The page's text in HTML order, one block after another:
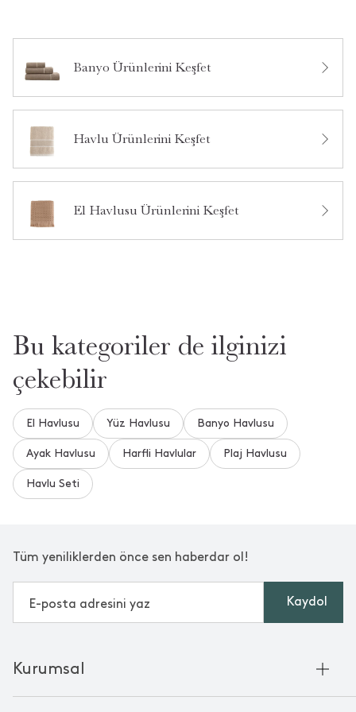
Bu ürün hakkında daha önce hiç soru sorulmamış.
Ürün Hakkında Soru Sor
Banyo Ürünlerini Keşfet
Havlu Ürünlerini Keşfet
El Havlusu Ürünlerini Keşfet
Bu kategoriler de ilginizi
çekebilir
El Havlusu Yüz Havlusu Banyo Havlusu
Ayak Havlusu Harfli Havlular Plaj Havlusu
Havlu Seti
Tüm yeniliklerden önce sen haberdar ol!
Kaydol
Kurumsal